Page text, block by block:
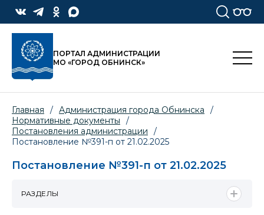
ПОРТАЛ АДМИНИСТРАЦИИ
МО «ГОРОД ОБНИНСК»
Главная / Администрация города Обнинска
/
Нормативные документы
/
Постановления администрации
/
Постановление №391-п от 21.02.2025
Постановление №391-п от 21.02.2025
РАЗДЕЛЫ